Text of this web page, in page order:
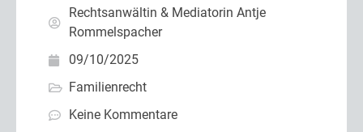
Rechtsanwältin & Mediatorin Antje
Rommelspacher
09/10/2025
Familienrecht
Keine Kommentare